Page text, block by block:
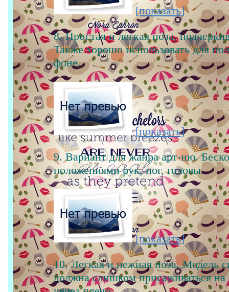
[показать]
8. Простая и легкая поза,
Также хорошо использовать для
фоне.
[показать]
9. Вариант для жанра арт-ню.
положениями рук, ног, головы.
[показать]
10. Легкая и нежная поза. Модель
должна слишком присаживаться на